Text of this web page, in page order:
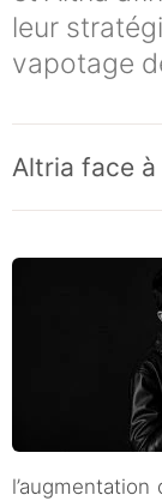
leur
vapotage
Altria face